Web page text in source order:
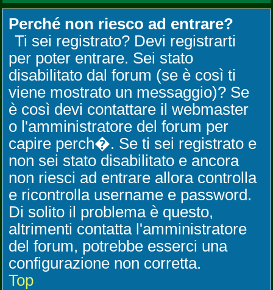
Perché non riesco ad entrare?
Ti sei registrato? Devi registrarti
per poter entrare. Sei stato
disabilitato dal forum (se è così ti
viene mostrato un messaggio)? Se
è così devi contattare il webmaster
o l'amministratore del forum per
capire perch�. Se ti sei registrato e
non sei stato disabilitato e ancora
non riesci ad entrare allora controlla
e ricontrolla username e password.
Di solito il problema è questo,
altrimenti contatta l'amministratore
del forum, potrebbe esserci una
configurazione non corretta.
Top